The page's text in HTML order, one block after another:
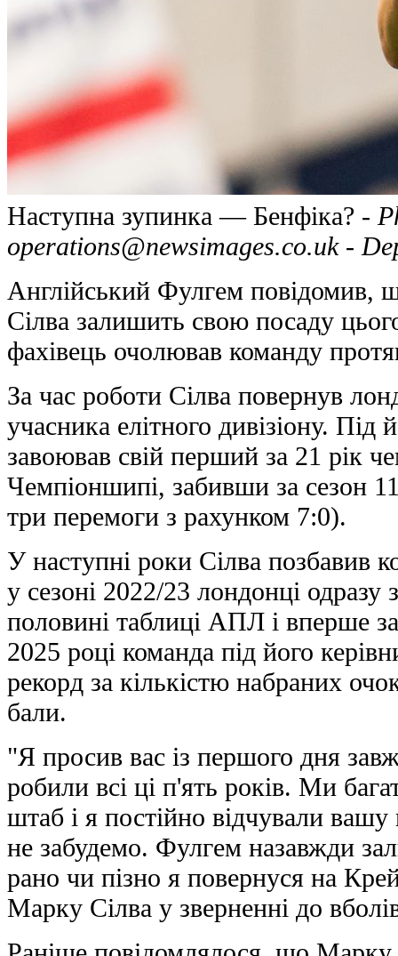
Наступна зупинка — Бенфіка? -
operations@newsimages.co.uk-
Англійський Фулгем повідомив,
Сілва залишить свою посаду
фахівець очолював команду
За час роботи Сілва повернув
учасника елітного дивізіону.
завоював свій перший за 21 рік
Чемпіоншипі, забивши за сезон
три перемоги з рахунком 7:0).
У наступні роки Сілва позбавив
у сезоні 2022/23 лондонці одразу
половині таблиці АПЛ і вперше
2025 році команда під його
рекорд за кількістю набраних
бали.
"Я просив вас із першого дня
робили всі ці п'ять років. Ми
штаб і я постійно відчували
не забудемо. Фулгем назавжди
рано чи пізно я повернуся на
Марку Сілва у зверненні до